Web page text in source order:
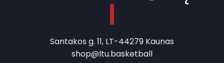
Santakos g. 11, LT-44279 Kaunas
shop@ltu.basketball